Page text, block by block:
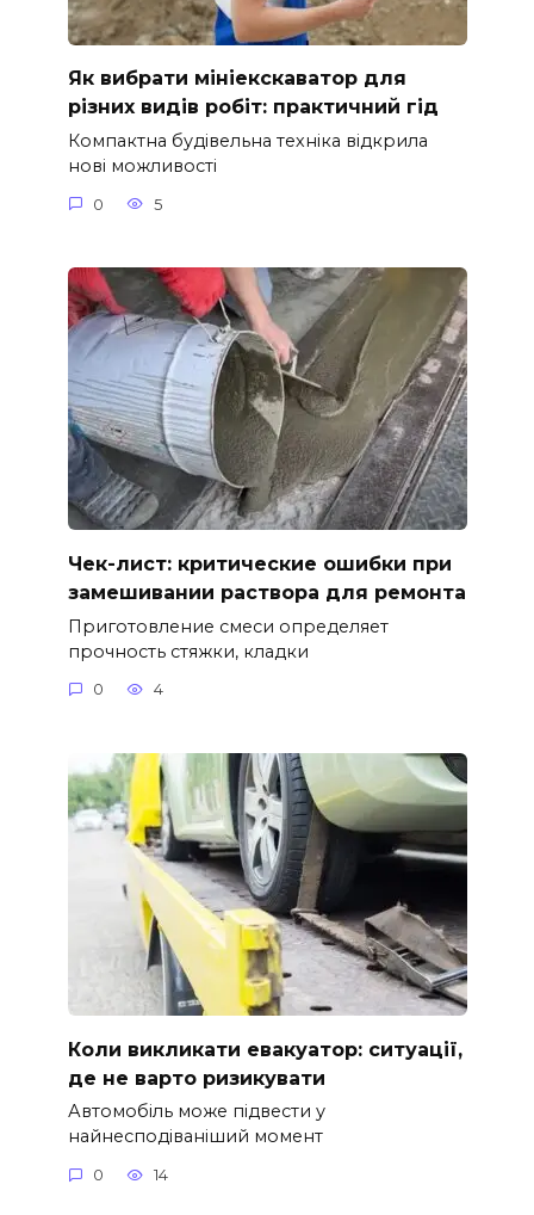
Як вибрати мініекскаватор для
різних видів робіт: практичний гід
Компактна будівельна техніка відкрила
нові можливості
0 5
Чек-лист: критические ошибки при
замешивании раствора для ремонта
Приготовление смеси определяет
прочность стяжки, кладки
0 4
Коли викликати евакуатор: ситуації,
де не варто ризикувати
Автомобіль може підвести у
найнесподіваніший момент
0 14